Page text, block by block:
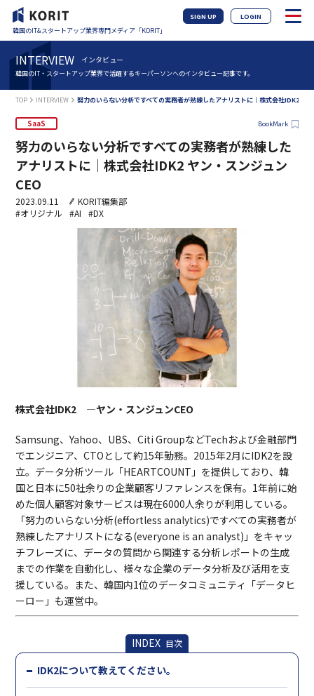
韓国のIT&スタートアップ業界専門メディア「KORIT」
SIGN UP LOGIN
INTERVIEW インタビュー
韓国のIT・スタートアップ業界で活躍するキーパーソンへのインタビュー記事です。
TOP INTERVIEW 努力のいらない分析ですべての実務者が熟練したアナリストに｜株式会社IDK2 ヤ
SaaS BookMark
努力のいらない分析ですべての実務者が熟練した
アナリストに｜株式会社IDK2 ヤン・スンジュン
CEO
2023.09.11
KORIT編集部
#オリジナル
#AI #DX
株式会社IDK2 ―ヤン・スンジュンCEO
Samsung、Yahoo、UBS、Citi GroupなどTechおよび金融部門
でエンジニア、CTOとして約15年勤務。2015年2月にIDK2を設
立。データ分析ツール「HEARTCOUNT」を提供しており、韓
国と日本に50社余りの企業顧客リファレンスを保有。1年前に始
めた個人顧客対象サービスは現在6000人余りが利用している。
「努力のいらない分析(effortless analytics)ですべての実務者が
熟練したアナリストになる(everyone is an analyst)」をキャッ
チフレーズに、データの質問から関連する分析レポートの生成
までの作業を自動化し、様々な企業のデータ分析及び活用を支
援している。また、韓国内1位のデータコミュニティ「データヒ
ーロー」も運営中。
INDEX 目次
IDK2について教えてください。